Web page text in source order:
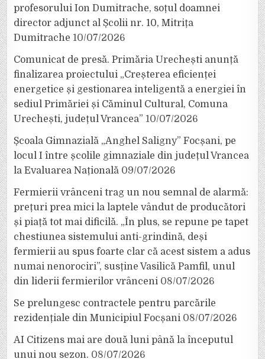
profesorului Ion Dumitrache, soțul doamnei
director adjunct al Școlii nr. 10, Mitrița
Dumitrache 10/07/2026
Comunicat de presă. Primăria Urechești anunță
finalizarea proiectului „Creșterea eficienței
energetice și gestionarea inteligentă a energiei în
sediul Primăriei și Căminul Cultural, Comuna
Urechești, județul Vrancea” 10/07/2026
Școala Gimnazială „Anghel Saligny” Focșani, pe
locul I între școlile gimnaziale din județul Vrancea
la Evaluarea Națională 09/07/2026
Fermierii vrânceni trag un nou semnal de alarmă:
prețuri prea mici la laptele vândut de producători
și piață tot mai dificilă. „În plus, se repune pe tapet
chestiunea sistemului anti-grindină, deși
fermierii au spus foarte clar că acest sistem a adus
numai nenorociri”, susține Vasilică Pamfil, unul
din liderii fermierilor vrânceni 08/07/2026
Se prelungesc contractele pentru parcările
rezidențiale din Municipiul Focșani 08/07/2026
AI Citizens mai are două luni până la începutul
unui nou sezon. 08/07/2026